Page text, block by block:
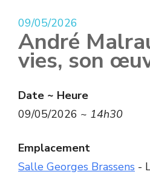
09/05/2026
André
vies, son
Date ~ Heure
09/05/2026 ~ 14h30
Emplacement
Salle Georges Brassens -